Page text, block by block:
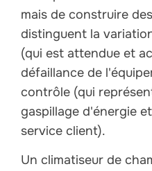
mais de construire
distinguent la
(qui est attendue et
défaillance de
contrôle (qui
gaspillage d'énergie
service client).
Un climatiseur de